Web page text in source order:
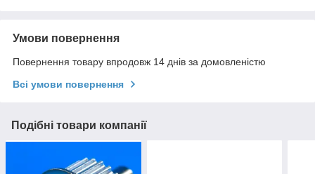
Умови повернення
Повернення товару впродовж 14 днів за домовленістю
Всі умови повернення
Подібні товари компанії